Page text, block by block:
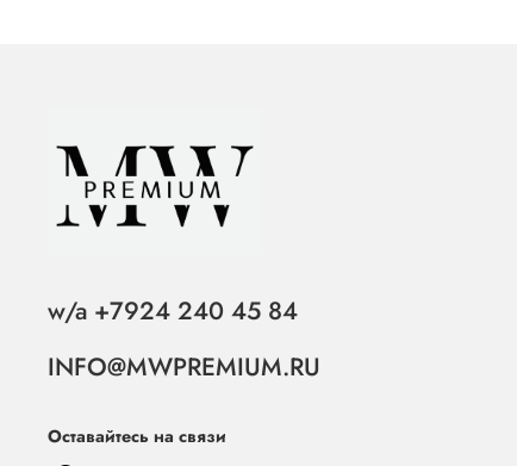
w/a +7924 240 45 84
INFO@MWPREMIUM.RU
Оставайтесь на связи